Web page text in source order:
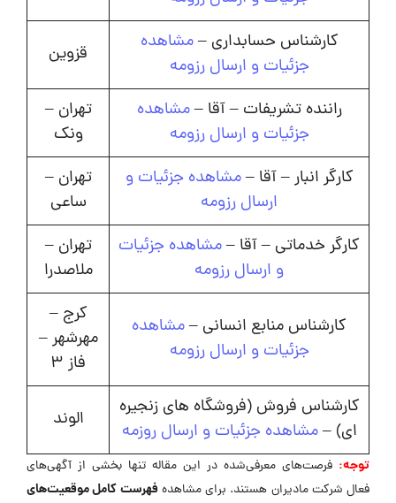
کارشناس حسابداری –مشاهده
جزئیات و ارسال رزومه
قزوین
راننده تشریفات – آقا –مشاهده
جزئیات و ارسال رزومه
تهران –
ونک
کارگر انبار – آقا –مشاهده جزئیات و
ارسال رزومه
تهران –
ساعی
کارگر خدماتی – آقا –مشاهده جزئیات
و ارسال رزومه
تهران –
ملاصدرا
کارشناس منابع انسانی –مشاهده
جزئیات و ارسال رزومه
کرج –
مهرشهر –
فاز 3
کارشناس فروش (فروشگاه های زنجیره
ای) –مشاهده جزئیات و ارسال روزمه الوند
توجه: فرصت‌های معرفی‌شده در این مقاله تنها بخشی از آگهی‌های
فعال شرکت مادیران هستند. برای مشاهدهفهرست کامل موقعیت‌های